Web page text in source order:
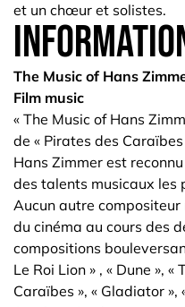
et un chœur et solistes.
The Music of Hans
Film music
« The Music of Hans
de « Pirates des Caraïbes
Hans Zimmer est
des talents musicaux les
Aucun autre compositeur
du cinéma au cours des
compositions
Le Roi Lion » , « Dune », «
Caraïbes », « Gladiator »,